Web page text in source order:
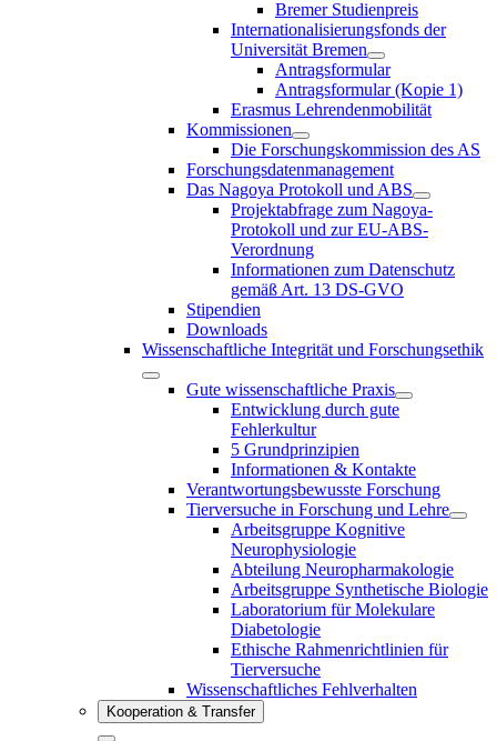
Bremer Studienpreis
Internationalisierungsfonds der
Universität Bremen
Antragsformular
Antragsformular (Kopie 1)
Erasmus Lehrendenmobilität
Kommissionen
Die Forschungskommission des AS
Forschungsdatenmanagement
Das Nagoya Protokoll und ABS
Projektabfrage zum Nagoya-
Protokoll und zur EU-ABS-
Verordnung
Informationen zum Datenschutz
gemäß Art. 13 DS-GVO
Stipendien
Downloads
Wissenschaftliche Integrität und Forschungsethik
Gute wissenschaftliche Praxis
Entwicklung durch gute
Fehlerkultur
5 Grundprinzipien
Informationen & Kontakte
Verantwortungsbewusste Forschung
Tierversuche in Forschung und Lehre
Arbeitsgruppe Kognitive
Neurophysiologie
Abteilung Neuropharmakologie
Arbeitsgruppe Synthetische Biologie
Laboratorium für Molekulare
Diabetologie
Ethische Rahmenrichtlinien für
Tierversuche
Wissenschaftliches Fehlverhalten
Kooperation & Transfer